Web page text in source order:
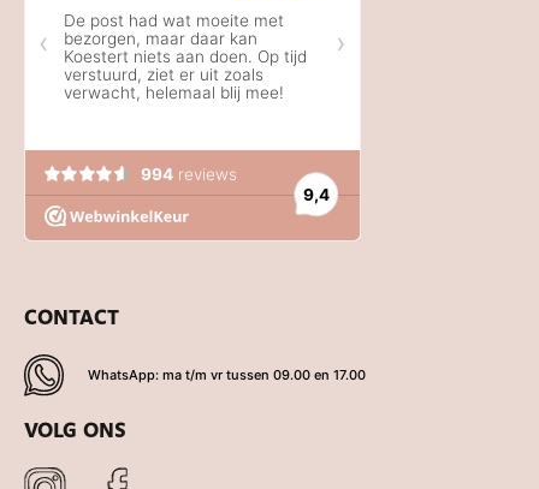
CONTACT
WhatsApp: ma t/m vr tussen 09.00 en 17.00
VOLG ONS